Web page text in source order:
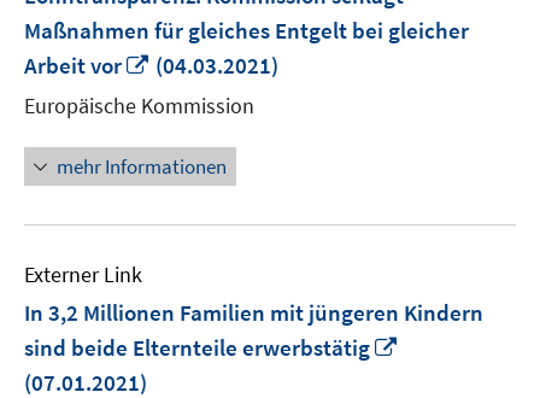
Maßnahmen für gleiches Entgelt bei gleicher
Arbeit vor
In
neuem
Fenster
öffnen
(04.03.2021)
Europäische Kommission
mehr Informationen
Externer Link
In 3,2 Millionen Familien mit jüngeren Kindern
sind beide Elternteile erwerbstätig
(07.01.2021)